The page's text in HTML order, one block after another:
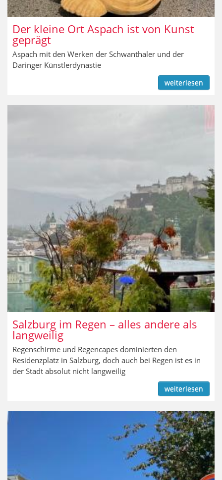
Der kleine Ort Aspach ist von Kunst
geprägt
Aspach mit den Werken der Schwanthaler und der
Daringer Künstlerdynastie
weiterlesen
Salzburg im Regen – alles andere als
langweilig
Regenschirme und Regencapes dominierten den
Residenzplatz in Salzburg, doch auch bei Regen ist es in
der Stadt absolut nicht langweilig
weiterlesen